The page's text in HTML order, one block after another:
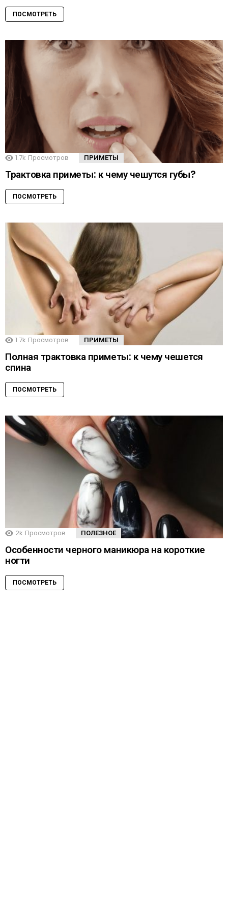
ПОСМОТРЕТЬ
1.7k Просмотров ПРИМЕТЫ
Трактовка приметы: к чему чешутся губы?
ПОСМОТРЕТЬ
1.7k Просмотров ПРИМЕТЫ
Полная трактовка приметы: к чему чешется
спина
ПОСМОТРЕТЬ
2k Просмотров ПОЛЕЗНОЕ
Особенности черного маникюра на короткие
ногти
ПОСМОТРЕТЬ